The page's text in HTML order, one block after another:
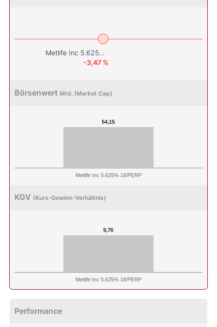
Metlife Inc 5.625% 18/PERP
-3,47 %
Börsenwert Mrd. (Market Cap)
54,15
Metlife Inc 5.625% 18/PERP
KGV (Kurs-Gewinn-Verhältnis)
9,76
Metlife Inc 5.625% 18/PERP
Performance